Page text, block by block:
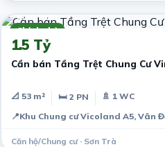
Chính chủ
6 năm trước
1.5 Tỷ
Cần bán Tầng Trệt Chung Cư
📐 53 m² 🛏 2 PN
🚿 1 WC
📍Khu Chung cư Vicoland A5, Vân
Căn hộ/Chung cư · Sơn Trà